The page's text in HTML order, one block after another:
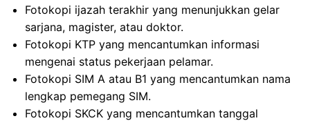
Fotokopi ijazah terakhir yang menunjukkan gelar
sarjana, magister, atau doktor.
Fotokopi KTP yang mencantumkan informasi
mengenai status pekerjaan pelamar.
Fotokopi SIM A atau B1 yang mencantumkan nama
lengkap pemegang SIM.
Fotokopi SKCK yang mencantumkan tanggal